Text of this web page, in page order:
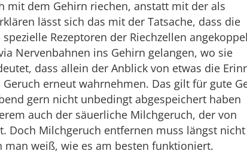
mit dem Gehirn riechen, anstatt mit der als
lässt sich das mit der Tatsache, dass die
Rezeptoren der Riechzellen
Nervenbahnen ins Gehirn gelangen, wo sie
dass allein der Anblick von etwas die
erneut wahrnehmen. Das gilt für gute
gern nicht unbedingt abgespeichert haben
auch der säuerliche Milchgeruch, der von
Doch Milchgeruch entfernen muss längst
man weiß, wie es am besten funktioniert.